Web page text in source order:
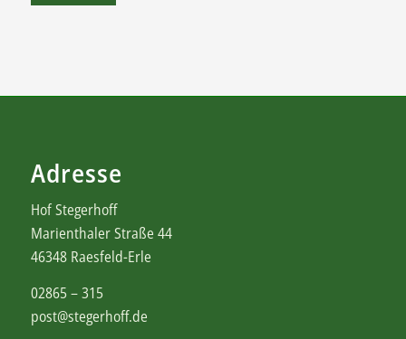
Adresse
Hof Stegerhoff
Marienthaler Straße 44
46348 Raesfeld-Erle
02865 – 315
post@stegerhoff.de